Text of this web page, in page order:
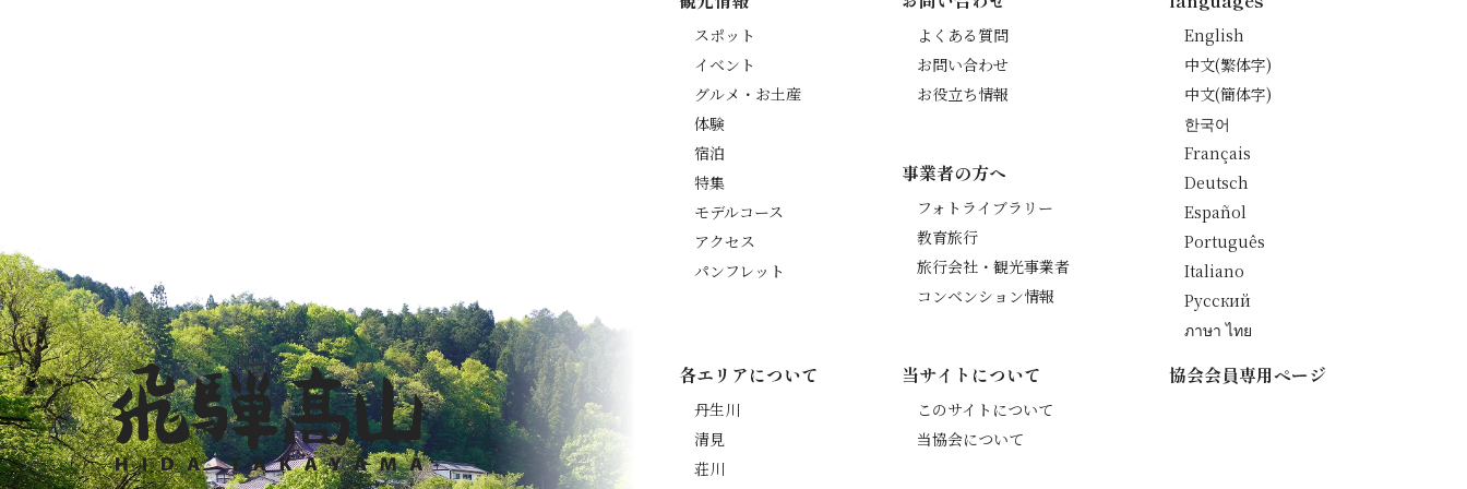
スポット
イベント
グルメ・お土産
体験
宿泊
特集
モデルコース
アクセス
パンフレット
各エリアについて
丹生川
清見
荘川
よくある質問
お問い合わせ
お役立ち情報
事業者の方へ
フォトライブラリー
教育旅行
旅行会社・観光事業者
コンベンション情報
当サイトについて
このサイトについて
当協会について
English
中文(繁体字)
中文(簡体字)
한국어
Français
Deutsch
Español
Português
Italiano
Русский
ภาษา ไทย
協会会員専用ページ